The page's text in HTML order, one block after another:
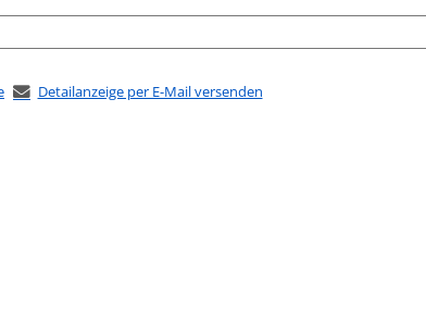
Detailanzeige per E-Mail versenden